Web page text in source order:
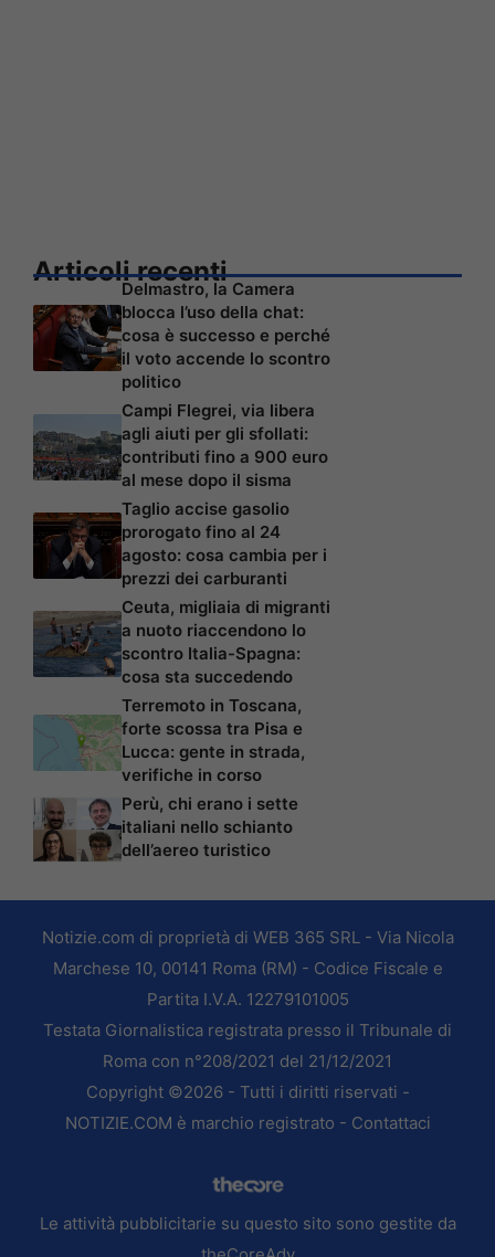
Articoli recenti
Delmastro, la Camera
blocca l’uso della chat:
cosa è successo e perché
il voto accende lo scontro
politico
Campi Flegrei, via libera
agli aiuti per gli sfollati:
contributi fino a 900 euro
al mese dopo il sisma
Taglio accise gasolio
prorogato fino al 24
agosto: cosa cambia per i
prezzi dei carburanti
Ceuta, migliaia di migranti
a nuoto riaccendono lo
scontro Italia-Spagna:
cosa sta succedendo
Terremoto in Toscana,
forte scossa tra Pisa e
Lucca: gente in strada,
verifiche in corso
Perù, chi erano i sette
italiani nello schianto
dell’aereo turistico
Notizie.com di proprietà di WEB 365 SRL - Via Nicola
Marchese 10, 00141 Roma (RM) - Codice Fiscale e
Partita I.V.A. 12279101005
Testata Giornalistica registrata presso il Tribunale di
Roma con n°208/2021 del 21/12/2021
Copyright ©2026 - Tutti i diritti riservati -
NOTIZIE.COM è marchio registrato - Contattaci
Le attività pubblicitarie su questo sito sono gestite da